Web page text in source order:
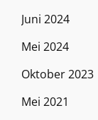
Juni 2024
Mei 2024
Oktober 2023
Mei 2021